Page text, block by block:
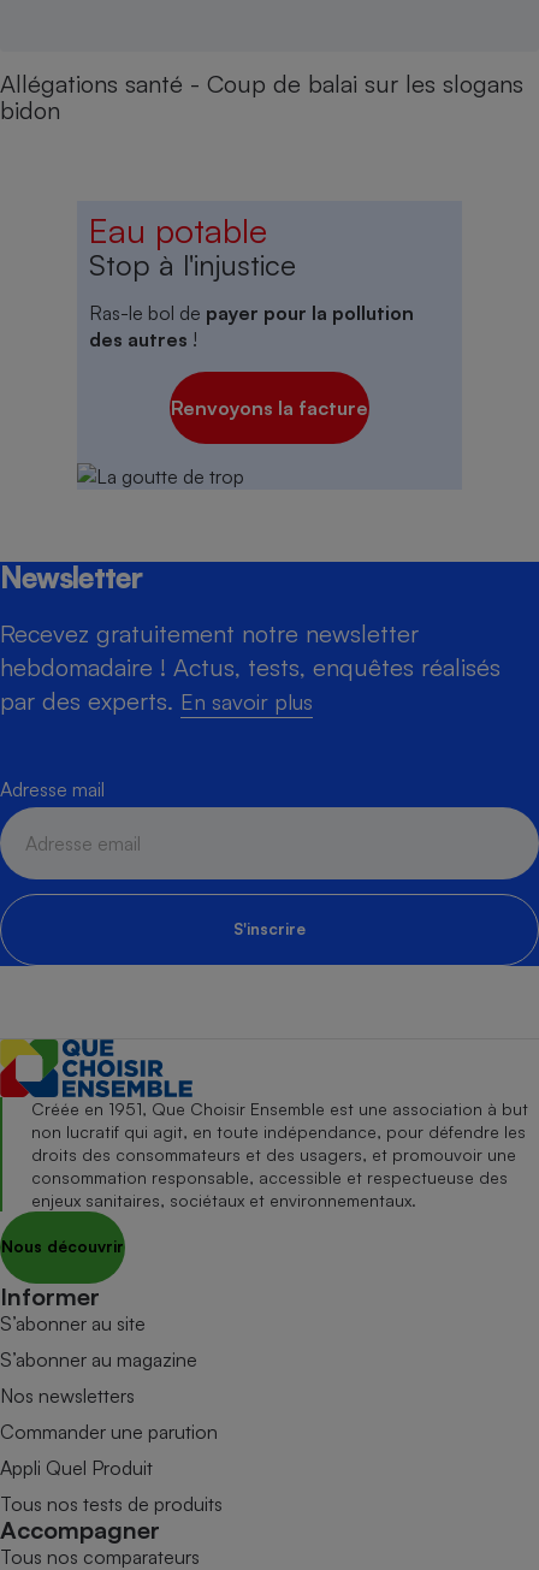
Allégations santé - Coup de balai sur les slogans
bidon
Eau potable
Stop à l'injustice
Ras-le bol de payer pour la pollution
des autres !
Renvoyons la facture
Newsletter
Recevez gratuitement notre newsletter
hebdomadaire ! Actus, tests, enquêtes réalisés
par des experts. En savoir plus
Adresse mail
S'inscrire
Créée en 1951, Que Choisir Ensemble est une association à but
non lucratif qui agit, en toute indépendance, pour défendre les
droits des consommateurs et des usagers, et promouvoir une
consommation responsable, accessible et respectueuse des
enjeux sanitaires, sociétaux et environnementaux.
Nous découvrir
Informer
S’abonner au site
S’abonner au magazine
Nos newsletters
Commander une parution
Appli Quel Produit
Tous nos tests de produits
Accompagner
Tous nos comparateurs